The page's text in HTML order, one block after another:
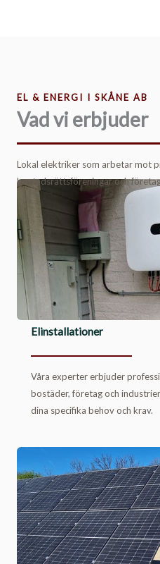
EL & ENERGI I SKÅNE AB
Vad vi erbjuder
Lokal elektriker som arbetar mot
bostadsrättsföreningar och
Elinstallationer
Våra experter erbjuder
bostäder, företag och
dina specifika behov och krav.